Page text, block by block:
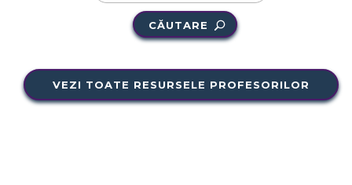
CĂUTARE
VEZI TOATE RESURSELE PROFESORILOR